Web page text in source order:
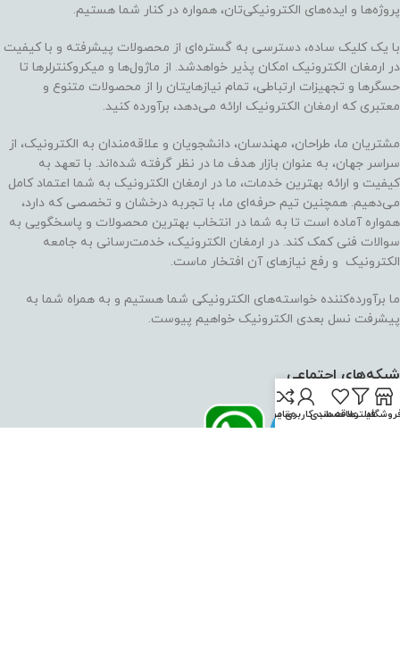
پروژه‌ها و ایده‌های الکترونیکی‌تان، همواره در کنار شما هستیم.
با یک کلیک ساده، دسترسی به گستره‌ای از محصولات پیشرفته و با کیفیت
در ارمغان الکترونیک امکان پذیر خواهدشد. از ماژول‌ها و میکروکنترلرها تا
حسگرها و تجهیزات ارتباطی، تمام نیازهایتان را از محصولات متنوع و
معتبری که ارمغان الکترونیک ارائه می‌دهد، برآورده کنید.
مشتریان ما، طراحان، مهندسان، دانشجویان و علاقه‌مندان به الکترونیک، از
سراسر جهان، به عنوان بازار هدف ما در نظر گرفته شده‌اند. با تعهد به
کیفیت و ارائه بهترین خدمات، ما در ارمغان الکترونیک به شما اعتماد کامل
می‌دهیم. همچنین تیم حرفه‌ای ما، با تجربه درخشان و تخصصی که دارد،
همواره آماده است تا به شما در انتخاب بهترین محصولات و پاسخگویی به
سوالات فنی کمک کند. در ارمغان الکترونیک، خدمت‌رسانی به جامعه
الکترونیک و رفع نیازهای آن افتخار ماست.
ما برآورده‌کننده خواسته‌های الکترونیکی شما هستیم و به همراه شما به
پیشرفت نسل بعدی الکترونیک خواهیم پیوست.
شبکه‌های اجتماعی
فیلترهاعلاقه مندی
حساب کاربری من
مقایسه